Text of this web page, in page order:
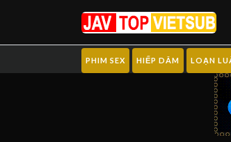
PHIM SEX HIẾP DÂM LOẠN